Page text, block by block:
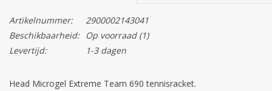
Artikelnummer:
2900002143041
Beschikbaarheid:
Op voorraad(1)
Levertijd:
1-3 dagen
Head Microgel Extreme Team 690 tennisracket.